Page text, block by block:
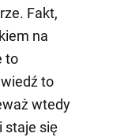
Fakt,
na
to
to
wtedy
staje się